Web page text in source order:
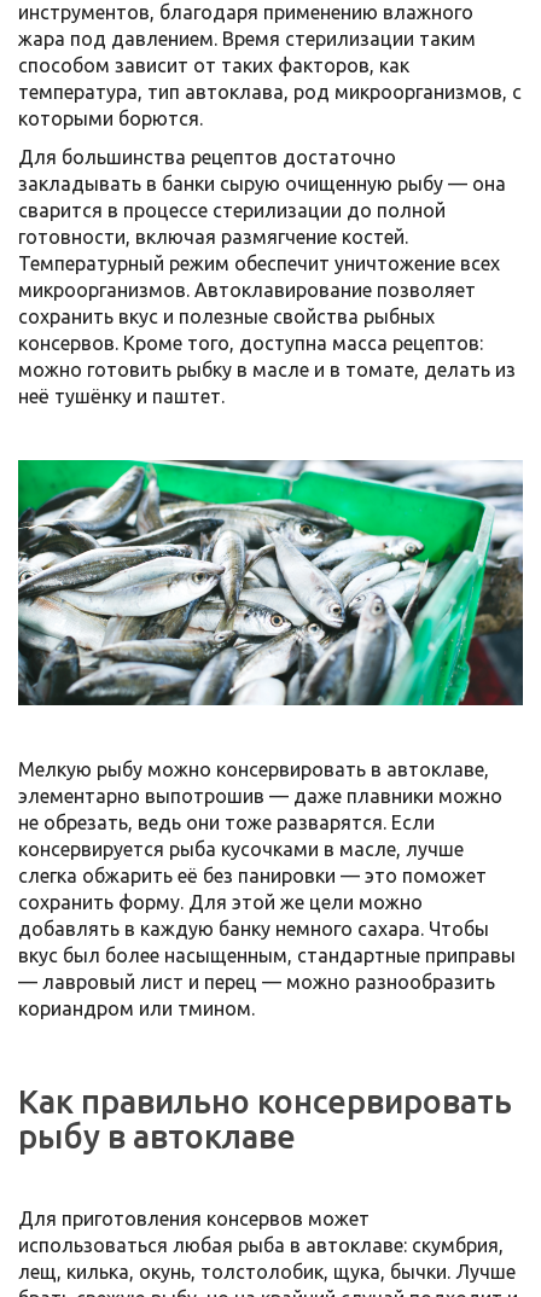
инструментов, благодаря применению влажного
жара под давлением. Время стерилизации таким
способом зависит от таких факторов, как
температура, тип автоклава, род микроорганизмов, с
которыми борются.
Для большинства рецептов достаточно
закладывать в банки сырую очищенную рыбу — она
сварится в процессе стерилизации до полной
готовности, включая размягчение костей.
Температурный режим обеспечит уничтожение всех
микроорганизмов. Автоклавирование позволяет
сохранить вкус и полезные свойства рыбных
консервов. Кроме того, доступна масса рецептов:
можно готовить рыбку в масле и в томате, делать из
неё тушёнку и паштет.
Мелкую рыбу можно консервировать в автоклаве,
элементарно выпотрошив — даже плавники можно
не обрезать, ведь они тоже разварятся. Если
консервируется рыба кусочками в масле, лучше
слегка обжарить её без панировки — это поможет
сохранить форму. Для этой же цели можно
добавлять в каждую банку немного сахара. Чтобы
вкус был более насыщенным, стандартные приправы
— лавровый лист и перец — можно разнообразить
кориандром или тмином.
Как правильно консервировать
рыбу в автоклаве
Для приготовления консервов может
использоваться любая рыба в автоклаве: скумбрия,
лещ, килька, окунь, толстолобик, щука, бычки. Лучше